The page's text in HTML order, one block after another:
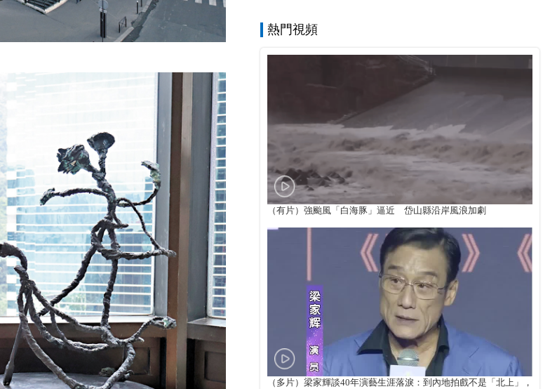
熱門視頻
（有片）強颱風「白海豚」逼近 岱山縣沿岸風浪加劇
（多片）梁家輝談40年演藝生涯落淚：到內地拍戲不是「北上」，